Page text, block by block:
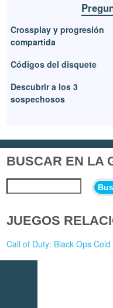
Crossplay y progresión
compartida
Códigos del disquete
Descubrir a los 3
sospechosos
BUSCAR EN LA
JUEGOS
Call of Duty: Black Ops Cold